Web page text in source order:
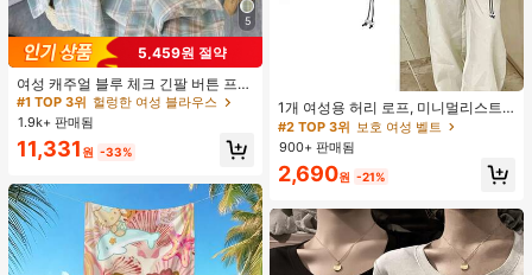
5
5,459원 절약
여성 캐주얼 블루 체크 긴팔 버튼 프론
트 폴리에스터 셔츠, 레귤러 핏, 봄 의
류, 편안한 스타일
#1 TOP 3위 헐렁한 여성 블라우스
110+ 명 "예쁨"
#1 TOP 3위 헐렁한 여성 블라우스
110+ 명 "예쁨"
#1 TOP 3위 헐렁한 여성 블라우스
110+ 명 "예쁨"
#1 TOP 3위
헐렁한 여성 블라우스
110+ 명 "예쁨"
1.9k+ 판매됨
11,331 원 -33%
1개 여성용 허리 로프, 미니멀리스트
보헤미안 패션 매듭 허리 벨트, 드레
스, 캐주얼 팬츠와 함께 일상 착용에
적합한 장식용 허리 액세서리
보호 여성 벨트
거의 매진!
#2 TOP 3위 보호 여성 벨트
거의 매진!
#2 TOP 3위 보호 여성 벨트
거의 매진!
#2 TOP 3위
보호 여성 벨트
900+ 판매됨
2,690원 -21%